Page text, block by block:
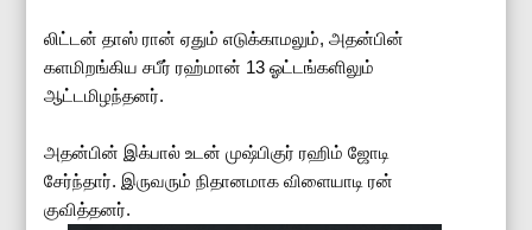
லிட்டன் தாஸ் ரான் ஏதும் எடுக்காமலும், அதன்பின்
களமிறங்கிய சபீர் ரஹ்மான் 13 ஓட்டங்களிலும்
ஆட்டமிழந்தனர்.
அதன்பின் இக்பால் உடன் முஷ்பிகுர் ரஹிம் ஜோடி
சேர்ந்தார். இருவரும் நிதானமாக விளையாடி ரன்
குவித்தனர்.